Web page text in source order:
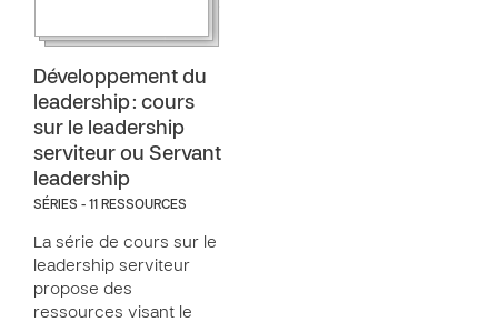
Développement du
leadership : cours
sur le leadership
serviteur ou Servant
leadership
SÉRIES - 11 RESSOURCES
La série de cours sur le
leadership serviteur
propose des
ressources visant le